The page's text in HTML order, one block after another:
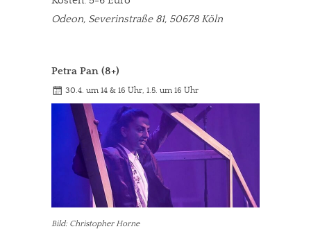
JETZT SPENDEN Schon erledigt!
Odeon, Severinstraße 81, 50678 Köln
Petra Pan (8+)
30.4. um 14 & 16 Uhr, 1.5. um 16 Uhr
Bild: Christopher Horne